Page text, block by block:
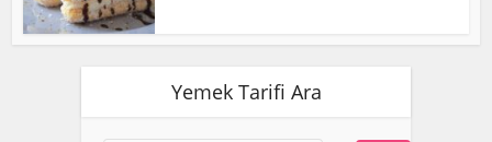
Yemek Tarifi Ara